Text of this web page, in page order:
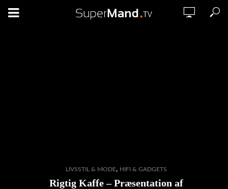
LIVSSTIL & MODE, HIFI & GADGETS
Rigtig Kaffe – Præsentation af